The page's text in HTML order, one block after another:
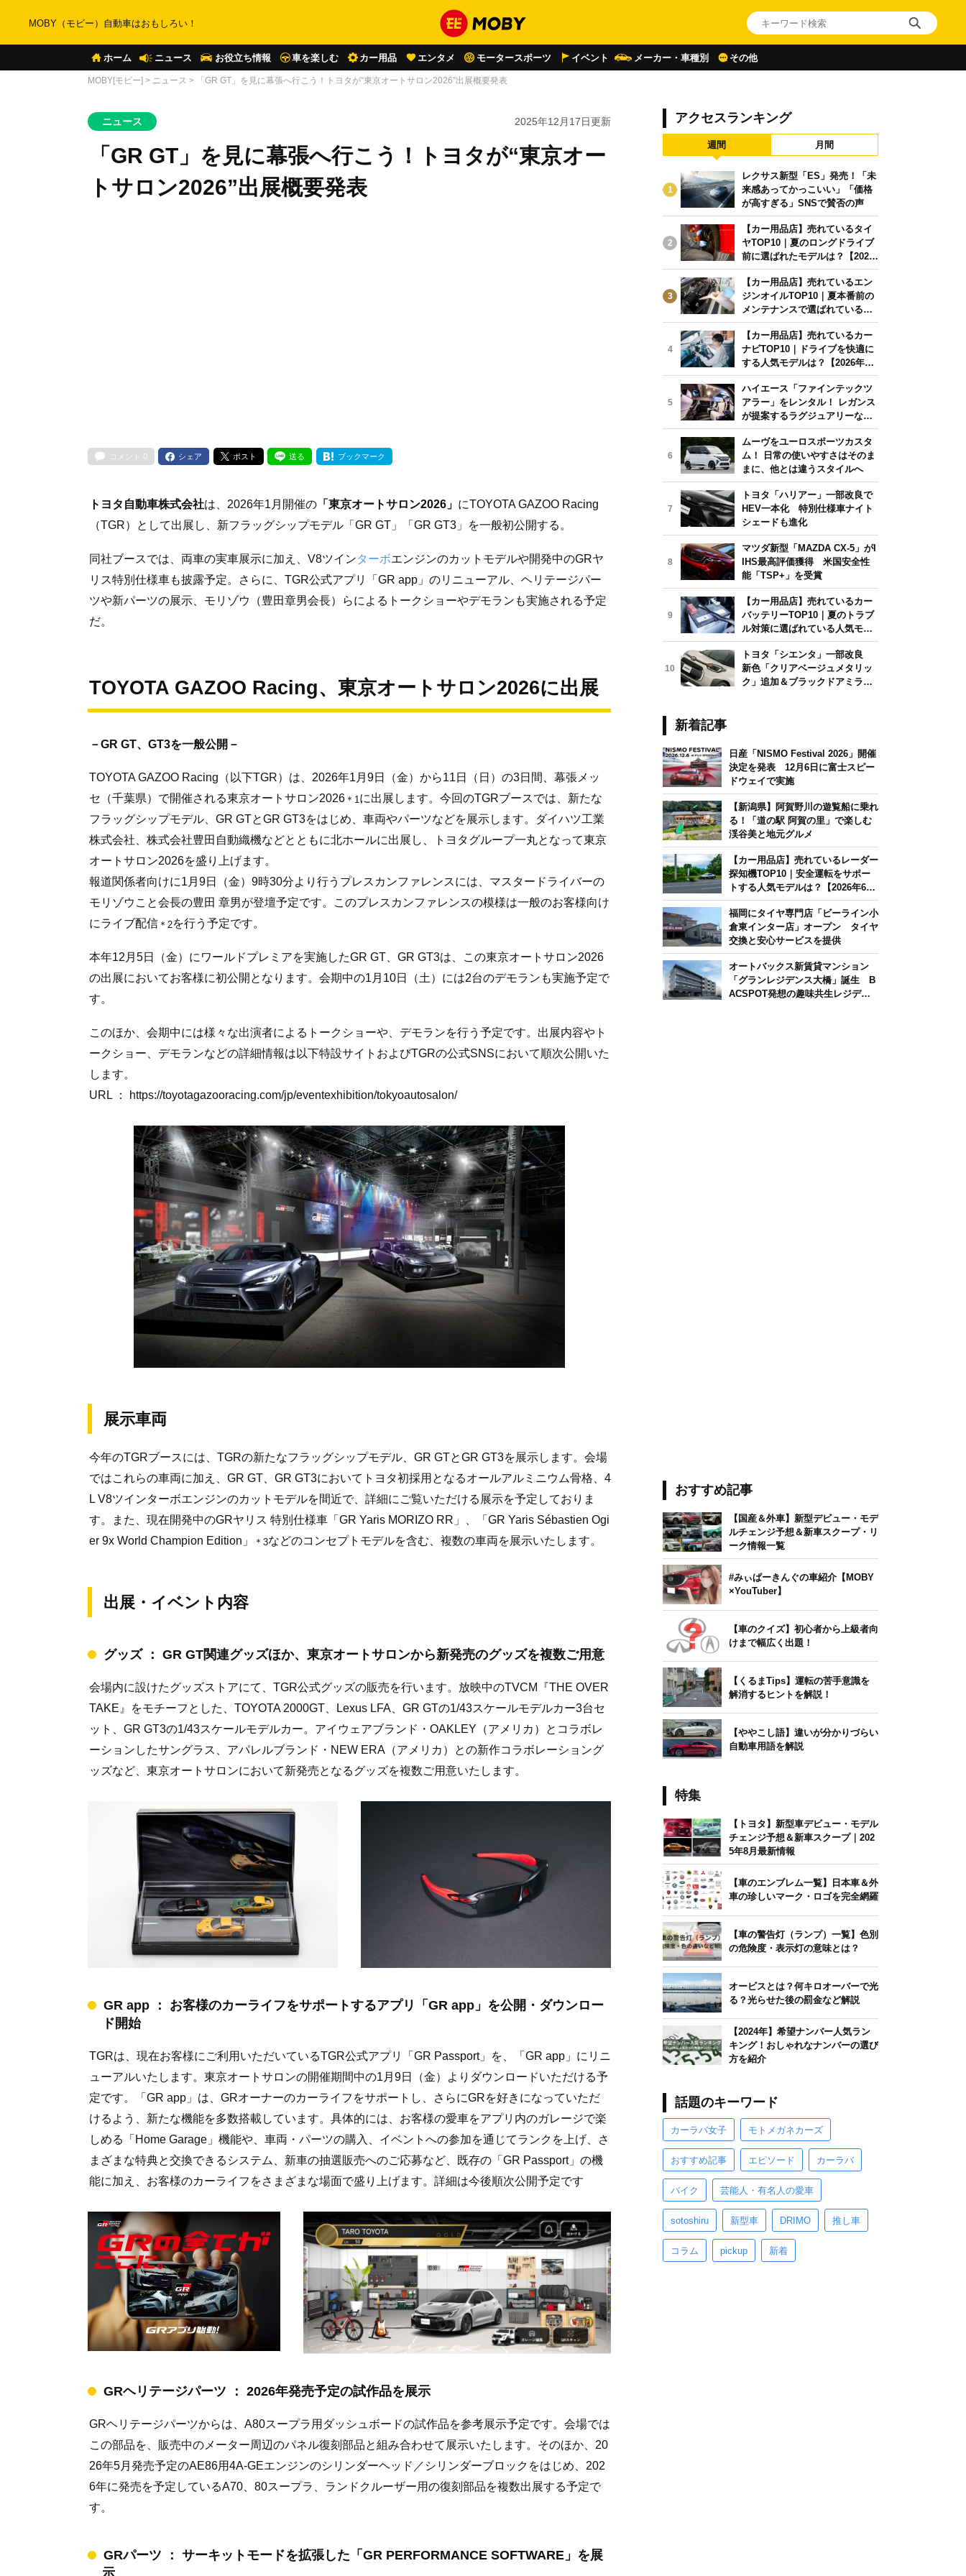
MOBY（モビー）自動車はおもしろい！
ホーム ニュース お役立ち情報 車を楽しむ カー用品 エンタメ モータースポーツ イベント メーカー・車種別 その他
MOBY[モビー] > ニュース > 「GR GT」を見に幕張へ行こう！トヨタが“東京オートサロン2026”出展概要発表
ニュース 2025年12月17日更新
「GR GT」を見に幕張へ行こう！トヨタが“東京オー
トサロン2026”出展概要発表
コメント 0 シェア ポスト 送る ブックマーク
トヨタ自動車株式会社は、2026年1月開催の 「東京オートサロン2026」 にTOYOTA GAZOO Racing
（TGR）として出展し、新フラッグシップモデル「GR GT」「GR GT3」を一般初公開する。
同社ブースでは、両車の実車展示に加え、V8ツインターボエンジンのカットモデルや開発中のGRヤ
リス特別仕様車も披露予定。さらに、TGR公式アプリ「GR app」のリニューアル、ヘリテージパー
ツや新パーツの展示、モリゾウ（豊田章男会長）らによるトークショーやデモランも実施される予定
だ。
TOYOTA GAZOO Racing、東京オートサロン2026に出展
－GR GT、GT3を一般公開－
TOYOTA GAZOO Racing（以下TGR）は、2026年1月9日（金）から11日（日）の3日間、幕張メッ
セ（千葉県）で開催される東京オートサロン2026 ＊1に出展します。今回のTGRブースでは、新たな
フラッグシップモデル、GR GTとGR GT3をはじめ、車両やパーツなどを展示します。ダイハツ工業
株式会社、株式会社豊田自動織機などとともに北ホールに出展し、トヨタグループ一丸となって東京
オートサロン2026を盛り上げます。
報道関係者向けに1月9日（金）9時30分より行うプレスカンファレンスには、マスタードライバーの
モリゾウこと会長の豊田 章男が登壇予定です。このプレスカンファレンスの模様は一般のお客様向け
にライブ配信 ＊2を行う予定です。
本年12月5日（金）にワールドプレミアを実施したGR GT、GR GT3は、この東京オートサロン2026
の出展においてお客様に初公開となります。会期中の1月10日（土）には2台のデモランも実施予定で
す。
このほか、会期中には様々な出演者によるトークショーや、デモランを行う予定です。出展内容やト
ークショー、デモランなどの詳細情報は以下特設サイトおよびTGRの公式SNSにおいて順次公開いた
します。
URL ： https://toyotagazooracing.com/jp/eventexhibition/tokyoautosalon/
展示車両
今年のTGRブースには、TGRの新たなフラッグシップモデル、GR GTとGR GT3を展示します。会場
ではこれらの車両に加え、GR GT、GR GT3においてトヨタ初採用となるオールアルミニウム骨格、4
L V8ツインターボエンジンのカットモデルを間近で、詳細にご覧いただける展示を予定しておりま
す。また、現在開発中のGRヤリス 特別仕様車「GR Yaris MORIZO RR」、「GR Yaris Sébastien Ogi
er 9x World Champion Edition」
＊3などのコンセプトモデルを含む、複数の車両を展示いたします。
出展・イベント内容
グッズ ： GR GT関連グッズほか、東京オートサロンから新発売のグッズを複数ご用意
会場内に設けたグッズストアにて、TGR公式グッズの販売を行います。放映中のTVCM『THE OVER
TAKE』をモチーフとした、TOYOTA 2000GT、Lexus LFA、GR GTの1/43スケールモデルカー3台セ
ット、GR GT3の1/43スケールモデルカー。アイウェアブランド・OAKLEY（アメリカ）とコラボレ
ーションしたサングラス、アパレルブランド・NEW ERA（アメリカ）との新作コラボレーショング
ッズなど、東京オートサロンにおいて新発売となるグッズを複数ご用意いたします。
GR app ： お客様のカーライフをサポートするアプリ「GR app」を公開・ダウンロー
ド開始
TGRは、現在お客様にご利用いただいているTGR公式アプリ「GR Passport」を、「GR app」にリニ
ューアルいたします。東京オートサロンの開催期間中の1月9日（金）よりダウンロードいただける予
定です。「GR app」は、GRオーナーのカーライフをサポートし、さらにGRを好きになっていただ
けるよう、新たな機能を多数搭載しています。具体的には、お客様の愛車をアプリ内のガレージで楽
しめる「Home Garage」機能や、車両・パーツの購入、イベントへの参加を通じてランクを上げ、さ
まざまな特典と交換できるシステム、新車の抽選販売へのご応募など、既存の「GR Passport」の機
能に加え、お客様のカーライフをさまざまな場面で盛り上げます。詳細は今後順次公開予定です
GRヘリテージパーツ ： 2026年発売予定の試作品を展示
GRヘリテージパーツからは、A80スープラ用ダッシュボードの試作品を参考展示予定です。会場では
この部品を、販売中のメーター周辺のパネル復刻部品と組み合わせて展示いたします。そのほか、20
26年5月発売予定のAE86用4A-GEエンジンのシリンダーヘッド／シリンダーブロックをはじめ、202
6年に発売を予定しているA70、80スープラ、ランドクルーザー用の復刻部品を複数出展する予定で
す。
GRパーツ ： サーキットモードを拡張した「GR PERFORMANCE SOFTWARE」を展
示
アクセスランキング
週間 月間
1
レクサス新型「ES」発売！「未
来感あってかっこいい」「価格
が高すぎる」SNSで賛否の声
2
【カー用品店】売れているタイ
ヤTOP10｜夏のロングドライブ
前に選ばれたモデルは？【2026
年6月版】
3
【カー用品店】売れているエン
ジンオイルTOP10｜夏本番前の
メンテナンスで選ばれている人
気モデルは？【2026年6月版】
4
【カー用品店】売れているカー
ナビTOP10｜ドライブを快適に
する人気モデルは？【2026年6
月版】
5
ハイエース「ファインテックツ
アラー」をレンタル！ レガンス
が提案するラグジュアリーな移
動体験
6
ムーヴをユーロスポーツカスタ
ム！ 日常の使いやすさはそのま
まに、他とは違うスタイルへ
7
トヨタ「ハリアー」一部改良で
HEV一本化 特別仕様車ナイト
シェードも進化
8
マツダ新型「MAZDA CX-5」がI
IHS最高評価獲得 米国安全性
能「TSP+」を受賞
9
【カー用品店】売れているカー
バッテリーTOP10｜夏のトラブ
ル対策に選ばれている人気モデ
ルは？【2026年6月版】
10
トヨタ「シエンタ」一部改良
新色「クリアベージュメタリッ
ク」追加＆ブラックドアミラー
新着記事
日産「NISMO Festival 2026」開催
決定を発表 12月6日に富士スピー
ドウェイで実施
【新潟県】阿賀野川の遊覧船に乗れ
る！「道の駅 阿賀の里」で楽しむ
渓谷美と地元グルメ
【カー用品店】売れているレーダー
探知機TOP10｜安全運転をサポー
トする人気モデルは？【2026年6月
版】
福岡にタイヤ専門店「ビーライン小
倉東インター店」オープン タイヤ
交換と安心サービスを提供
オートバックス新賃貸マンション
「グランレジデンス大橋」誕生 B
ACSPOT発想の趣味共生レジデン
おすすめ記事
【国産＆外車】新型デビュー・モデ
ルチェンジ予想＆新車スクープ・リ
ーク情報一覧
#みぃぱーきんぐの車紹介【MOBY
×YouTuber】
【車のクイズ】初心者から上級者向
けまで幅広く出題！
【くるまTips】運転の苦手意識を
解消するヒントを解説！
【ややこし語】違いが分かりづらい
自動車用語を解説
特集
【トヨタ】新型車デビュー・モデル
チェンジ予想＆新車スクープ｜202
5年8月最新情報
【車のエンブレム一覧】日本車＆外
車の珍しいマーク・ロゴを完全網羅
【車の警告灯（ランプ）一覧】色別
の危険度・表示灯の意味とは？
オービスとは？何キロオーバーで光
る？光らせた後の罰金など解説
【2024年】希望ナンバー人気ラン
キング！おしゃれなナンバーの選び
方を紹介
話題のキーワード
カーラバ女子 モトメガネカーズ
おすすめ記事 エピソード カーラバ
バイク 芸能人・有名人の愛車
sotoshiru 新型車 DRIMO 推し車
コラム pickup 新着